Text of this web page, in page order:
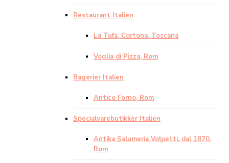
Restaurant Italien
La Tufa, Cortona, Toscana
Voglia di Pizza, Rom
Bagerier Italien
Antico Forno, Rom
Specialvarebutikker Italien
Antika Salumeria Volpetti, dal 1870,
Rom